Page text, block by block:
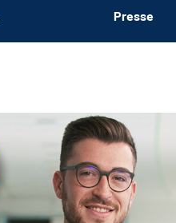
Presse